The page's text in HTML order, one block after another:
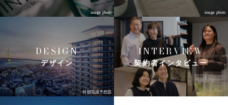
image photo image photo
外観完成予想図
DESIGN
デザイン
INTERVIEW
契約者インタビュー